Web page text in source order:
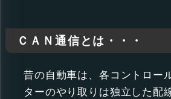
ＣＡＮ通信とは・・・
昔の自動車は、各コントロー
ターのやり取りは独立した配